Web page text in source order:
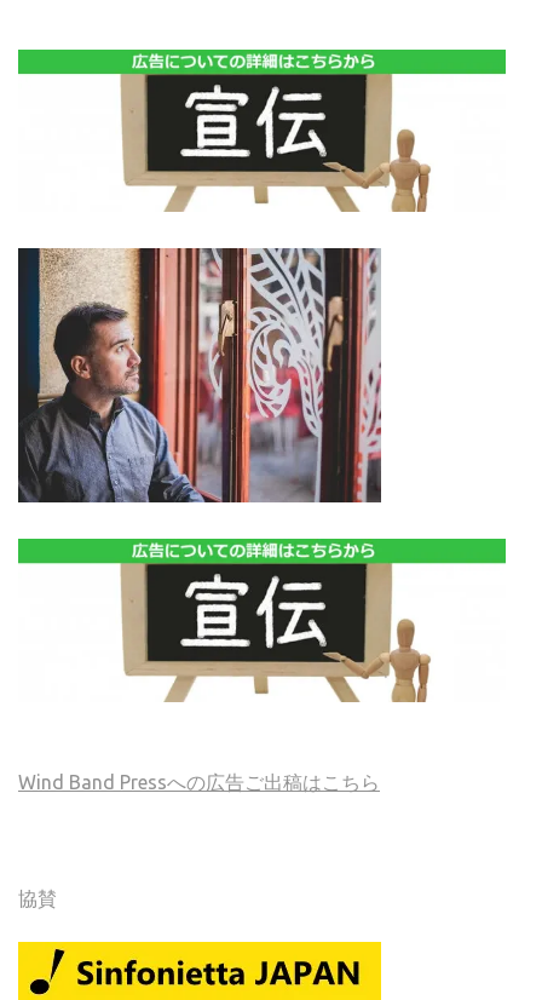
Wind Band Pressへの広告ご出稿はこちら
協賛